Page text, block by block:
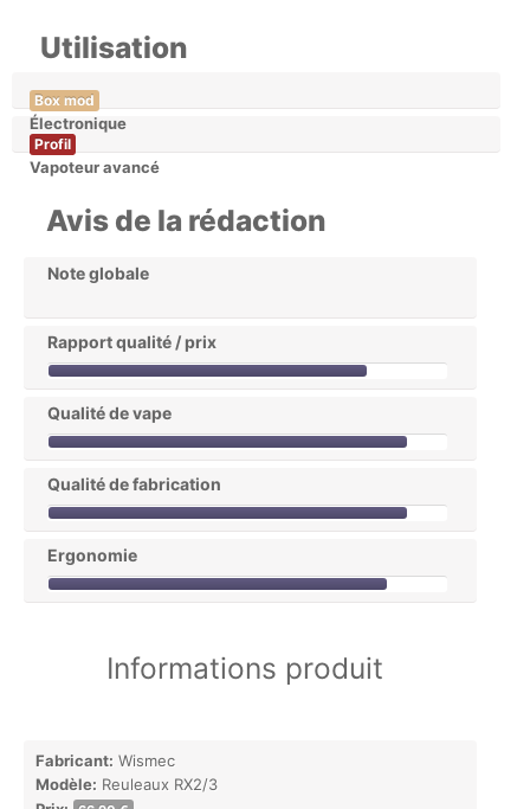
Utilisation
Box mod
Électronique
Profil
Vapoteur avancé
Avis de la rédaction
Note globale
Rapport qualité / prix
Qualité de vape
Qualité de fabrication
Ergonomie
Informations produit
Fabricant: Wismec
Modèle: Reuleaux RX2/3